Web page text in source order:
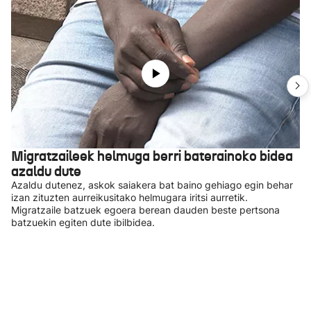
Migratzaileek helmuga berri baterainoko bidea
azaldu dute
Azaldu dutenez, askok saiakera bat baino gehiago egin behar
izan zituzten aurreikusitako helmugara iritsi aurretik.
Migratzaile batzuek egoera berean dauden beste pertsona
batzuekin egiten dute ibilbidea.